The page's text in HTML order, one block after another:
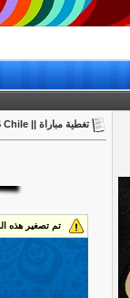
تغطية مباراة || Cameroon VS Chile || كأس القارات 2017 (Group B)
تم تصغير هذه